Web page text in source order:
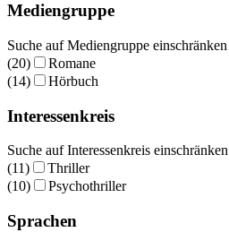
Mediengruppe
Suche auf Mediengruppe einschränken
(20)
Romane
(14)
Hörbuch
Interessenkreis
Suche auf Interessenkreis einschränken
(11)
Thriller
(10)
Psychothriller
Sprachen